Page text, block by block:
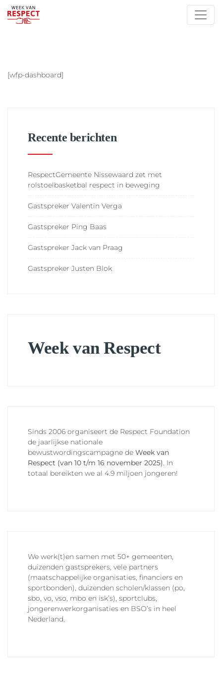
[wfp-dashboard]
Recente berichten
RespectGemeente Nissewaard zet met
rolstoelbasketbal respect in beweging
Gastspreker Valentin Verga
Gastspreker Ping Baas
Gastspreker Jack van Praag
Gastspreker Justen Blok
Week van Respect
Sinds 2006 organiseert de Respect Foundation
de jaarlijkse nationale
bewustwordingscampagne de Week van
Respect (van 10 t/m 16 november 2025). In
totaal bereikten we al 4.9 miljoen jongeren!
We werk(t)en samen met 50+ gemeenten,
duizenden gastsprekers, vele partners
(maatschappelijke organisaties, financiers en
sportbonden), duizenden scholen/klassen (po,
sbo, vo, vso, mbo en isk’s), sportclubs,
jongerenwerkorganisaties en BSO’s in heel
Nederland.